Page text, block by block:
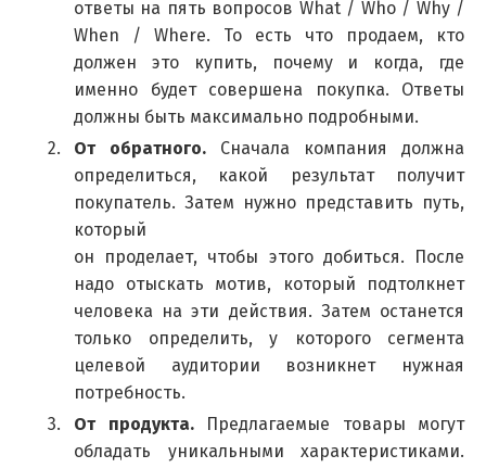
ответы на пять вопросов What / Who / Why /
When / Where. То есть что продаем, кто
должен это купить, почему и когда, где
именно будет совершена покупка. Ответы
должны быть максимально подробными.
От обратного. Сначала компания должна
определиться, какой результат получит
покупатель. Затем нужно представить путь,
который
он проделает, чтобы этого добиться. После
надо отыскать мотив, который подтолкнет
человека на эти действия. Затем останется
только определить, у которого сегмента
целевой аудитории возникнет нужная
потребность.
От продукта.Предлагаемые товары могут
обладать уникальными характеристиками.